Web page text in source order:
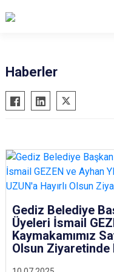
Altıntaş
Aslanapa
Domaniç
Dumlupınar
Emet
Haberler
Gediz Belediye
Üyeleri İsmail
Kaymakamımız
Olsun Ziyaretinde